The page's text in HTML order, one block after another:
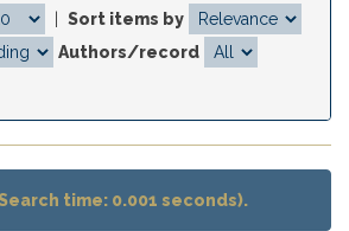
Sort items by
Authors/record
time: 0.001 seconds).